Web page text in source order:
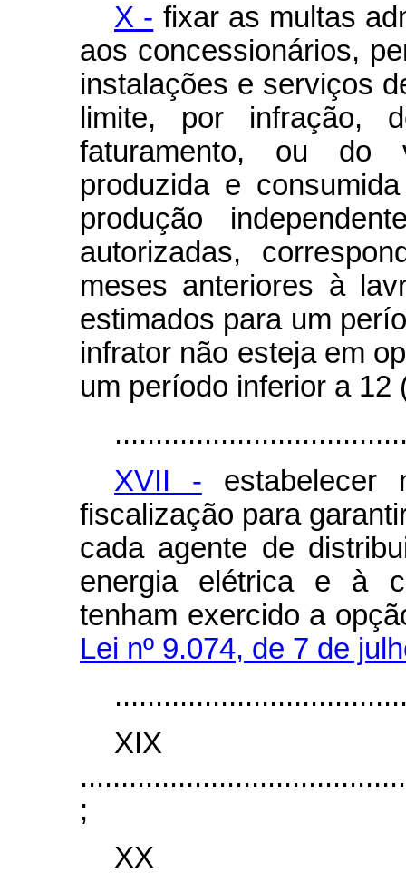
X - fixar as multas
aos concessionários,
instalações e serviços
limite, por infração,
faturamento, ou do
produzida e
produção
autorizadas,
meses anteriores à
estimados para um
infrator não esteja em
um período inferior a 12
XVII - estabelecer
fiscalização para
cada agente de
energia elétrica e à
tenham exercido a
Lei nº 9.074, de 7 de
;